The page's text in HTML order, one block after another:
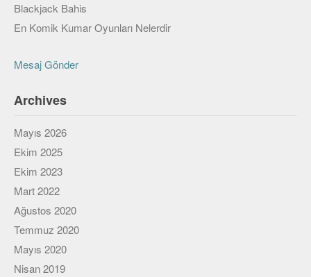
PostgreSQL
Biz
Biz Kimiz?
Yazarlar
Etkinlikler
Bize yazın
Blackjack Bahis
En Komik Kumar Oyunları Nelerdir
Mesaj Gönder
Archives
Mayıs 2026
Ekim 2025
Ekim 2023
Mart 2022
Ağustos 2020
Temmuz 2020
Mayıs 2020
Nisan 2019